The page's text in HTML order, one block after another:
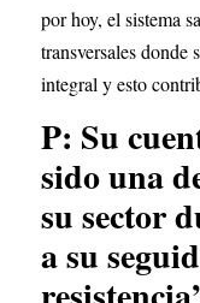
por hoy, el sistema
transversales donde
integral y esto
P: Su
sido una
su sector
a su